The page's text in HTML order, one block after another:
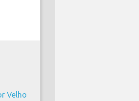
Velho